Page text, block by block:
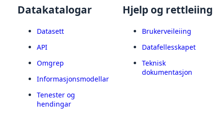
Datakatalogar
Datasett
API
Omgrep
Informasjonsmodellar
Tenester og
hendingar
Hjelp og rettleiing
Brukerveileiing
Datafellesskapet
Teknisk
dokumentasjon